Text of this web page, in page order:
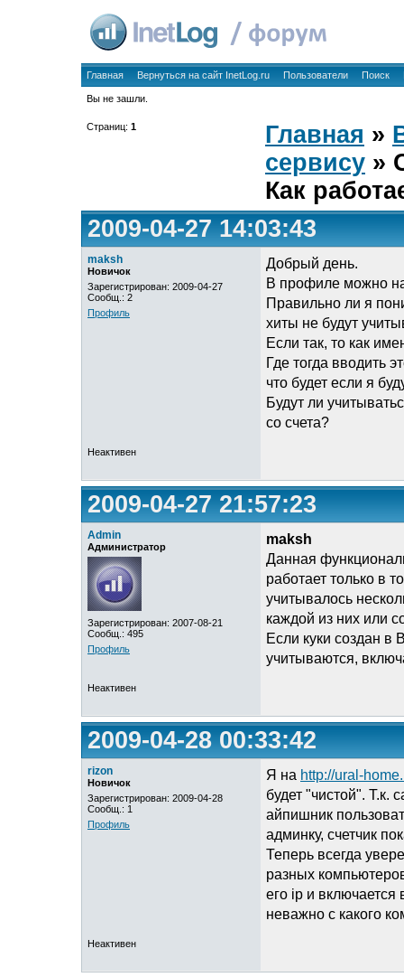
Главная Вернуться на сайт InetLog.ru Пользователи Поиск
Вы не зашли.
Страниц: 1 Главная »
сервису »
Как
2009-04-27 14:03:43
maksh
Новичок
Зарегистрирован: 2009-04-27
Сообщ.: 2
Профиль
Добрый день.
В профиле можно
Правильно ли я
хиты не будут
Если так, то как
Где тогда вводить
что будет если я
Будут ли
со счета?
Неактивен
2009-04-27 21:57:23
Admin
Администратор
Зарегистрирован: 2007-08-21
Сообщ.: 495
Профиль
maksh
Данная
работает только в
учитывалось
каждой из них или
Если куки создан в
учитываются,
Неактивен
2009-04-28 00:33:42
rizon
Новичок
Зарегистрирован: 2009-04-28
Сообщ.: 1
Профиль
Я на http://ural-
будет "чистой". Т.к.
айпишник
админку, счетчик
Теперь всегда
разных
его ip и включается
неважно с какого
Неактивен